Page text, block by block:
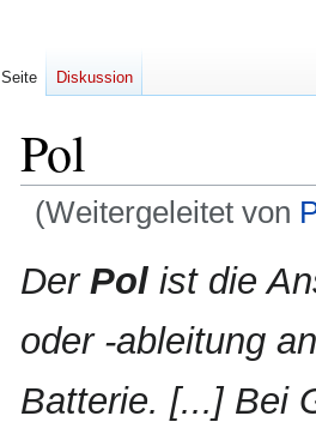
Pol
(Weitergeleitet von
Navigation
Suche
Der Pol ist die
oder -ableitung
Batterie. [...] Bei
Seite Diskussion